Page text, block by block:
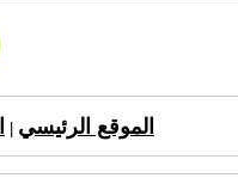
الموقع الرئيسي